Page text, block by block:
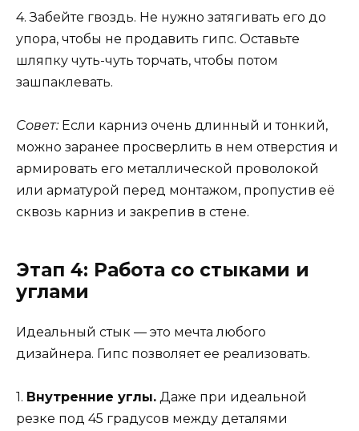
4. Забейте гвоздь. Не нужно затягивать его до
упора, чтобы не продавить гипс. Оставьте
шляпку чуть-чуть торчать, чтобы потом
зашпаклевать.
Совет:Если карниз очень длинный и тонкий,
можно заранее просверлить в нем отверстия и
армировать его металлической проволокой
или арматурой перед монтажом, пропустив её
сквозь карниз и закрепив в стене.
Этап 4: Работа со стыками и
углами
Идеальный стык — это мечта любого
дизайнера. Гипс позволяет ее реализовать.
1. Внутренние углы. Даже при идеальной
резке под 45 градусов между деталями